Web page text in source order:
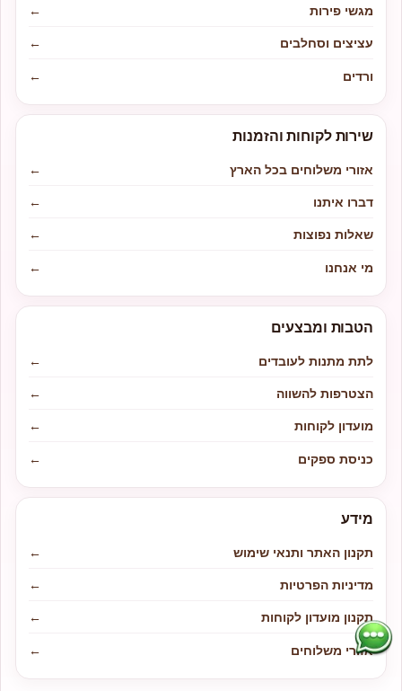
מגשי פירות
←
עציצים וסחלבים
←
ורדים
←
שירות לקוחות והזמנות
אזורי משלוחים בכל הארץ
←
דברו איתנו
←
שאלות נפוצות
←
מי אנחנו
←
הטבות ומבצעים
לתת מתנות לעובדים
←
הצטרפות להשווה
←
מועדון לקוחות
←
כניסת ספקים
←
מידע
תקנון האתר ותנאי שימוש
←
מדיניות הפרטיות
←
תקנון מועדון לקוחות
←
אזורי משלוחים
←